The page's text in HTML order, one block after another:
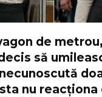
de
să
nu reacționa